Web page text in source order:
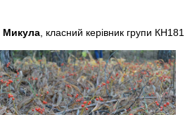
Микула, класний керівник групи КН181